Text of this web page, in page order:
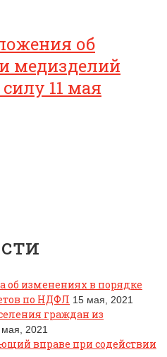
об
медизделий
11 мая
об изменениях в порядке
по НДФЛ 15 мая, 2021
граждан из
2021
вправе при содействии